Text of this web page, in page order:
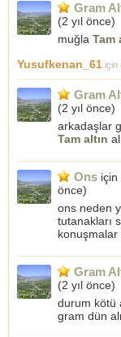
Gram
(2 yıl önce)
muğla Tam
Yusufkenan_61 için
Gram
(2 yıl önce)
arkadaşlar
Tam altın
Ons için
önce)
ons neden
tutanakları
Gram
(2 yıl önce)
durum kötü
gram dün